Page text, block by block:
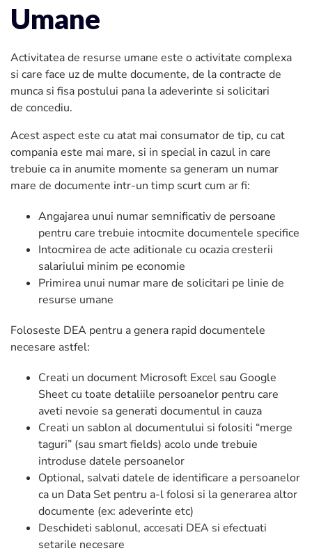
Umane
Activitatea de resurse umane este o activitate complexa
si care face uz de multe documente, de la contracte de
munca si fisa postului pana la adeverinte si solicitari
de concediu.
Acest aspect este cu atat mai consumator de tip, cu cat
compania este mai mare, si in special in cazul in care
trebuie ca in anumite momente sa generam un numar
mare de documente intr-un timp scurt cum ar fi:
Angajarea unui numar semnificativ de persoane
pentru care trebuie intocmite documentele specifice
Intocmirea de acte aditionale cu ocazia cresterii
salariului minim pe economie
Primirea unui numar mare de solicitari pe linie de
resurse umane
Foloseste DEA pentru a genera rapid documentele
necesare astfel:
Creati un document Microsoft Excel sau Google
Sheet cu toate detaliile persoanelor pentru care
aveti nevoie sa generati documentul in cauza
Creati un sablon al documentului si folositi “merge
taguri” (sau smart fields) acolo unde trebuie
introduse datele persoanelor
Optional, salvati datele de identificare a persoanelor
ca un Data Set pentru a-l folosi si la generarea altor
documente (ex: adeverinte etc)
Deschideti sablonul, accesati DEA si efectuati
setarile necesare